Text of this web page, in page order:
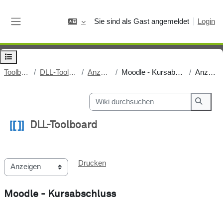
Sie sind als Gast angemeldet Login
Kursindex öffnen
Toolboard DLL-Toolboard Anzeigen Moodle - Kursabschluss Anzeigen
Wiki durchsuchen
Wiki
DLL-Toolboard
Drucken
Moodle - Kursabschluss